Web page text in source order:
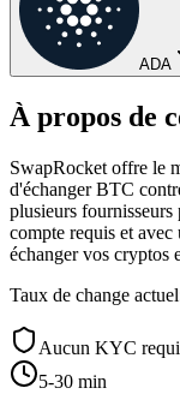
ADA
À propos de
SwapRocket offre le
d'échanger BTC
plusieurs
compte requis et avec
échanger vos cryptos
Taux de change
Aucun KYC
5-30 min